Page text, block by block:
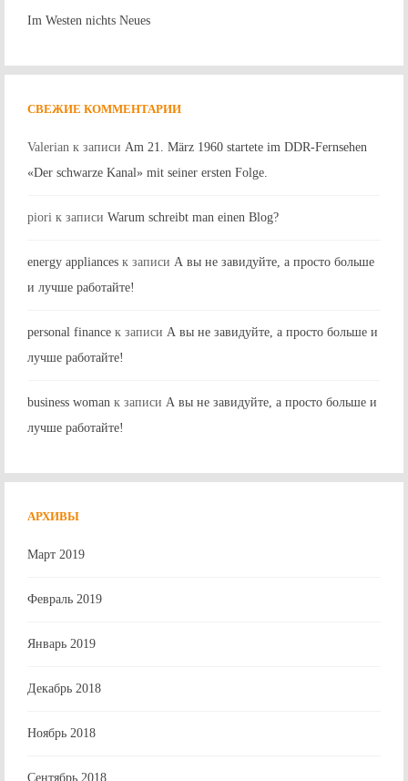
Im Westen nichts Neues
СВЕЖИЕ КОММЕНТАРИИ
Valerian к записи Am 21. März 1960 startete im DDR-Fernsehen
«Der schwarze Kanal» mit seiner ersten Folge.
piori к записи Warum schreibt man einen Blog?
energy appliances к записи А вы не завидуйте, а просто больше
и лучше работайте!
personal finance к записи А вы не завидуйте, а просто больше и
лучше работайте!
business woman к записи А вы не завидуйте, а просто больше и
лучше работайте!
АРХИВЫ
Март 2019
Февраль 2019
Январь 2019
Декабрь 2018
Ноябрь 2018
Сентябрь 2018